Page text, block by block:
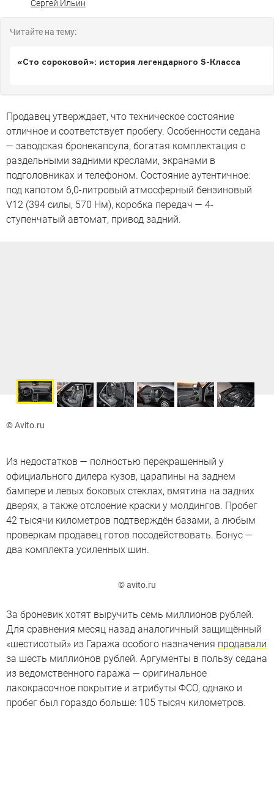
Сергей Ильин
Читайте на тему:
«Cто сороковой»: история легендарного S-Класса
Продавец утверждает, что техническое состояние
отличное и соответствует пробегу. Особенности седана
— заводская бронекапсула, богатая комплектация с
раздельными задними креслами, экранами в
подголовниках и телефоном. Состояние аутентичное:
под капотом 6,0-литровый атмосферный бензиновый
V12 (394 силы, 570 Нм), коробка передач — 4-
ступенчатый автомат, привод задний.
© Avito.ru
Из недостатков — полностью перекрашенный у
официального дилера кузов, царапины на заднем
бампере и левых боковых стеклах, вмятина на задних
дверях, а также отслоение краски у молдингов. Пробег
42 тысячи километров подтверждён базами, а любым
проверкам продавец готов посодействовать. Бонус —
два комплекта усиленных шин.
© avito.ru
За броневик хотят выручить семь миллионов рублей.
Для сравнения месяц назад аналогичный защищённый
«шестисотый» из Гаража особого назначения продавали
за шесть миллионов рублей. Аргументы в пользу седана
из ведомственного гаража — оригинальное
лакокрасочное покрытие и атрибуты ФСО, однако и
пробег был гораздо больше: 105 тысяч километров.